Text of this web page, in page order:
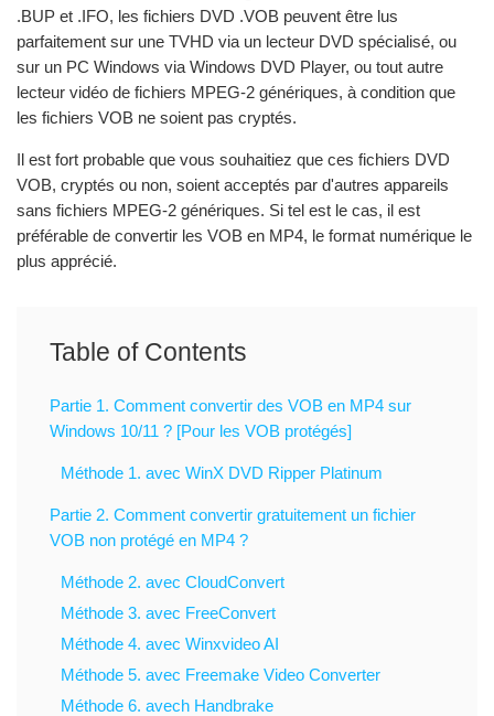
.BUP et .IFO, les fichiers DVD .VOB peuvent être lus
parfaitement sur une TVHD via un lecteur DVD spécialisé, ou
sur un PC Windows via Windows DVD Player, ou tout autre
lecteur vidéo de fichiers MPEG-2 génériques, à condition que
les fichiers VOB ne soient pas cryptés.
Il est fort probable que vous souhaitiez que ces fichiers DVD
VOB, cryptés ou non, soient acceptés par d'autres appareils
sans fichiers MPEG-2 génériques. Si tel est le cas, il est
préférable de convertir les VOB en MP4, le format numérique le
plus apprécié.
Table of Contents
Partie 1. Comment convertir des VOB en MP4 sur
Windows 10/11 ? [Pour les VOB protégés]
Méthode 1. avec WinX DVD Ripper Platinum
Partie 2. Comment convertir gratuitement un fichier
VOB non protégé en MP4 ?
Méthode 2. avec CloudConvert
Méthode 3. avec FreeConvert
Méthode 4. avec Winxvideo AI
Méthode 5. avec Freemake Video Converter
Méthode 6. avech Handbrake